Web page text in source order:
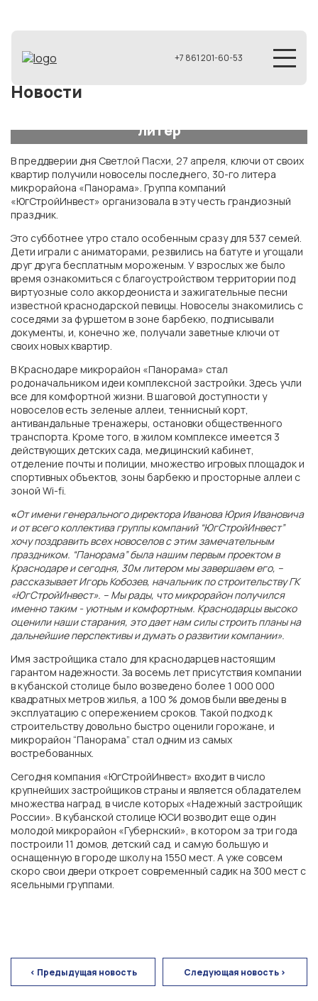
+7 861 201-60-53
Новости
литер
27 апреля 2019
В преддверии дня Светлой Пасхи, 27 апреля, ключи от своих
квартир получили новоселы последнего, 30-го литера
микрорайона «Панорама». Группа компаний
«ЮгСтройИнвест» организовала в эту честь грандиозный
праздник.
Это субботнее утро стало особенным сразу для 537 семей.
Дети играли с аниматорами, резвились на батуте и угощали
друг друга бесплатным мороженым. У взрослых же было
время ознакомиться с благоустройством территории под
виртуозные соло аккордеониста и зажигательные песни
известной краснодарской певицы. Новоселы знакомились с
соседями за фуршетом в зоне барбекю, подписывали
документы, и, конечно же, получали заветные ключи от
своих новых квартир.
В Краснодаре микрорайон «Панорама» стал
родоначальником идеи комплексной застройки. Здесь учли
все для комфортной жизни. В шаговой доступности у
новоселов есть зеленые аллеи, теннисный корт,
антивандальные тренажеры, остановки общественного
транспорта. Кроме того, в жилом комплексе имеется 3
действующих детских сада, медицинский кабинет,
отделение почты и полиции, множество игровых площадок и
спортивных объектов, зоны барбекю и просторные аллеи с
зоной Wi-fi.
«От имени генерального директора Иванова Юрия Ивановича
и от всего коллектива группы компаний “ЮгСтройИнвест”
хочу поздравить всех новоселов с этим замечательным
праздником. “Панорама” была нашим первым проектом в
Краснодаре и сегодня, 30м литером мы завершаем его, –
рассказывает Игорь Кобозев, начальник по строительству ГК
«ЮгСтройИнвест». – Мы рады, что микрорайон получился
именно таким - уютным и комфортным. Краснодарцы высоко
оценили наши старания, это дает нам силы строить планы на
дальнейшие перспективы и думать о развитии компании».
Имя застройщика стало для краснодарцев настоящим
гарантом надежности. За восемь лет присутствия компании
в кубанской столице было возведено более 1 000 000
квадратных метров жилья, а 100 % домов были введены в
эксплуатацию с опережением сроков. Такой подход к
строительству довольно быстро оценили горожане, и
микрорайон “Панорама” стал одним из самых
востребованных.
Сегодня компания «ЮгСтройИнвест» входит в число
крупнейших застройщиков страны и является обладателем
множества наград, в числе которых «Надежный застройщик
России». В кубанской столице ЮСИ возводит еще один
молодой микрорайон «Губернский», в котором за три года
построили 11 домов, детский сад, и самую большую и
оснащенную в городе школу на 1550 мест. А уже совсем
скоро свои двери откроет современный садик на 300 мест с
ясельными группами.
< Предыдущая новость Следующая новость >
ГК «ЮгСтройИнвест»
г. Ростов-на-Дону
ЖК «Левобережье»
ЖК «Персона»
ЖК «Полет»
г. Краснодар
мкр. «Губернский»
СК «Достояние»
г. Ставрополь